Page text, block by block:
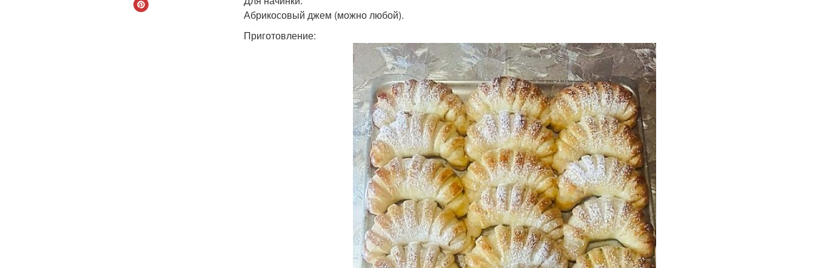
Абрикосовый джем (можно любой).
Приготовление: